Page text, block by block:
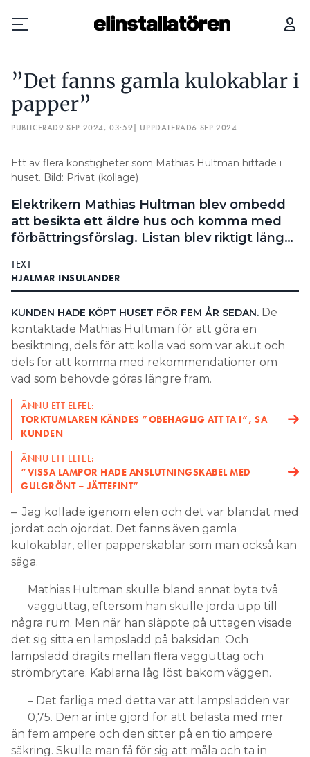
Prenumerera
Hantera prenumeration
Lediga jobb
Annonsera
Läs E-tidningen
Om tidningen
Search for:
”Det fanns gamla kulokablar i
papper”
PUBLICERAD9 SEP 2024, 03:59| UPPDATERAD6 SEP 2024
Ett av flera konstigheter som Mathias Hultman hittade i
huset. Bild: Privat (kollage)
Elektrikern Mathias Hultman blev ombedd
att besikta ett äldre hus och komma med
förbättringsförslag. Listan blev riktigt lång…
TEXT
HJALMAR INSULANDER
KUNDEN HADE KÖPT HUSET FÖR FEM ÅR SEDAN. De
kontaktade Mathias Hultman för att göra en
besiktning, dels för att kolla vad som var akut och
dels för att komma med rekommendationer om
vad som behövde göras längre fram.
ÄNNU ETT ELFEL:
TORKTUMLAREN KÄNDES ”OBEHAGLIG ATT TA I”, SA
KUNDEN
ÄNNU ETT ELFEL:
”VISSA LAMPOR HADE ANSLUTNINGSKABEL MED
GULGRÖNT – JÄTTEFINT”
– Jag kollade igenom elen och det var blandat med
jordat och ojordat. Det fanns även gamla
kulokablar, eller papperskablar som man också kan
säga.
Mathias Hultman skulle bland annat byta två
vägguttag, eftersom han skulle jorda upp till
några rum. Men när han släppte på uttagen visade
det sig sitta en lampsladd på baksidan. Och
lampsladd dragits mellan flera vägguttag och
strömbrytare. Kablarna låg löst bakom väggen.
– Det farliga med detta var att lampsladden var
0,75. Den är inte gjord för att belasta med mer
än fem ampere och den sitter på en tio ampere
säkring. Skulle man få för sig att måla och ta in
”DET FANNS GAMLA KULOKABLAR I PAPPER”